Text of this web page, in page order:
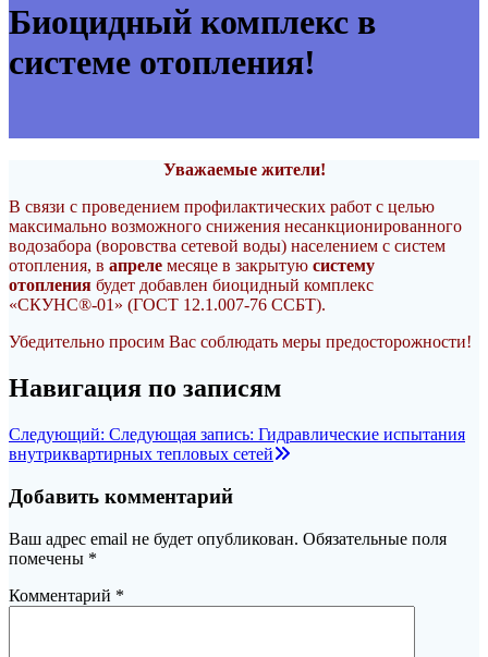
Биоцидный комплекс в
системе отопления!
Уважаемые жители!
В связи с проведением профилактических работ с целью
максимально возможного снижения несанкционированного
водозабора (воровства сетевой воды) населением с систем
отопления, в апреле месяце в закрытую систему
отопления будет добавлен биоцидный комплекс
«СКУНС®-01» (ГОСТ 12.1.007-76 ССБТ).
Убедительно просим Вас соблюдать меры предосторожности!
Навигация по записям
Следующий: Следующая запись: Гидравлические испытания
внутриквартирных тепловых сетей
Добавить комментарий
Ваш адрес email не будет опубликован. Обязательные поля
помечены *
Комментарий *